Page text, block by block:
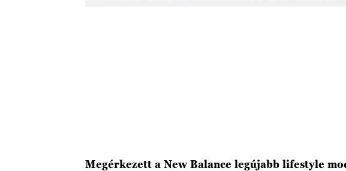
Megérkezett a New Balance legújabb lifestyle